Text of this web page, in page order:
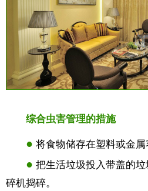
综合虫害管理的措施
● 将食物储存在塑料或金属
● 把生活垃圾投入带盖的
碎机捣碎。